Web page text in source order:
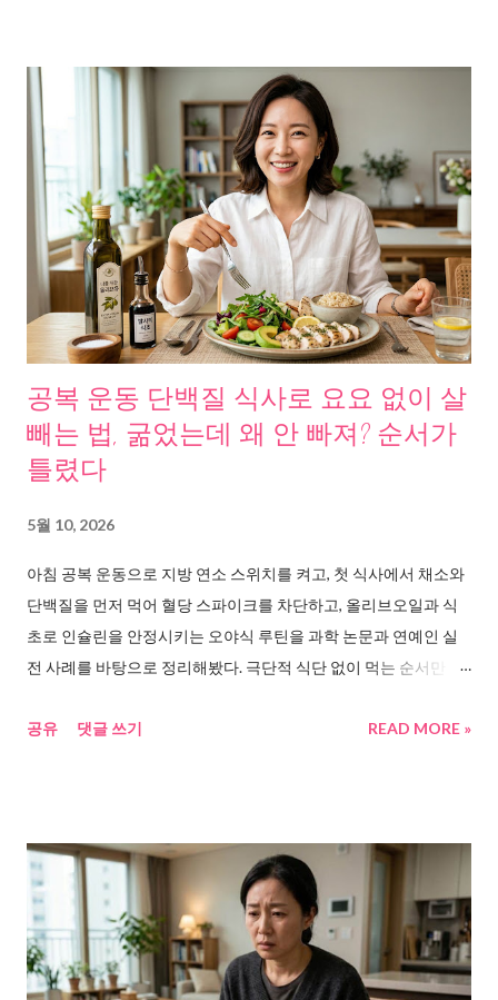
40대 넘으면 왜 갑자기 다 무너지는 걸까 어느 날부터 느꼈다. 아침
에 일어나면 손끝이 저리다. 피부는 겨울도 아닌데 건조하다. 생리
주기는 들쭉날쭉. 체중은 그대로인데 뱃살만 늘었다. 병원에 가면
“나이”라고 한다. 콜레스테롤 수치가 올랐고. 중성지방이 경계치
다. 혈관 염증 수치도 높다. 각각 다른 문제 같지만, 조사해보니 하
나의 공통 원인이 보였다. 체내 필수지방산 불균형. 현대인의 식단
은 오메가6 과잉, 오메가3 결핍 상태다. 이 불균형이 만성 염증을
만들고, 혈관을 좁히고, 호르몬을 흐트러뜨리고, 피부 장벽을 무너
뜨린다. 여기서 대마종자유 효능이 주목받기 시작한 이유가 나온
다. 문제의 원인, 필수지방산 불균형이라는 보이지 않는 도미노
WHO(세계보건기구)는 오메가3와 오메가6의 이상적 섭취 비율을
1대4 이내로 권장한다. 그런데 한국인의 실제 섭취 비율은 1대10
에서 1대20에 달한다. 튀김, 가공식품, 식용유에 오메가6가 과하게
들어있기 때문이다. 오메가6가 과잉되면 어떤 일이 벌어지는가. 체
느려지고, 여성 호르몬의 균형이 깨진다. 결국 “혈관 문제”, “피부
문제”, “호르몬 문제”는 따로따로가 아니었다. 뿌리가 같았다. 대마
종자유 효능...
공복 운동 단백질 식사로 요요 없이 살
빼는 법, 굶었는데 왜 안 빠져? 순서가
틀렸다
5월 10, 2026
아침 공복 운동으로 지방 연소 스위치를 켜고, 첫 식사에서 채소와
단백질을 먼저 먹어 혈당 스파이크를 차단하고, 올리브오일과 식
초로 인슐린을 안정시키는 오야식 루틴을 과학 논문과 연예인 실
전 사례를 바탕으로 정리해봤다. 극단적 식단 없이 먹는 순서만 바
식사, 왜 갑자기 모두가 아침을 바꾸기 시작했을까 요즘 SNS를 열
틴이 뭐길래, 다들 난리일까. 사실 이 흐름의 중심엔 한 사람이 있
다. 개그우먼 홍현희. 70kg에서 54kg까지, 무려 16kg을 감량하고
도 요요 없이 49kg까지 떨어뜨린 그녀. 그런데 정작 본인은 이렇게
말했다. “다이어트한 거 아니다. 루틴을 바꿨을 뿐이다.” 이 한마디
가 수많은 여성들의 심장을 두드렸다. “먹는 게 낙이었다”는 솔직
공유 댓글 쓰기 READ MORE »